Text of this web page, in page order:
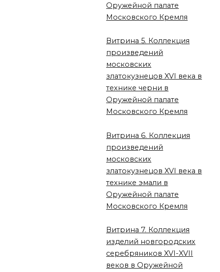
Оружейной палате
Московского Кремля
Витрина 5. Коллекция
произведений
московских
златокузнецов XVI века в
технике черни в
Оружейной палате
Московского Кремля
Витрина 6. Коллекция
произведений
московских
златокузнецов XVI века в
технике эмали в
Оружейной палате
Московского Кремля
Витрина 7. Коллекция
изделий новгородских
серебряников XVI-XVII
веков в Оружейной